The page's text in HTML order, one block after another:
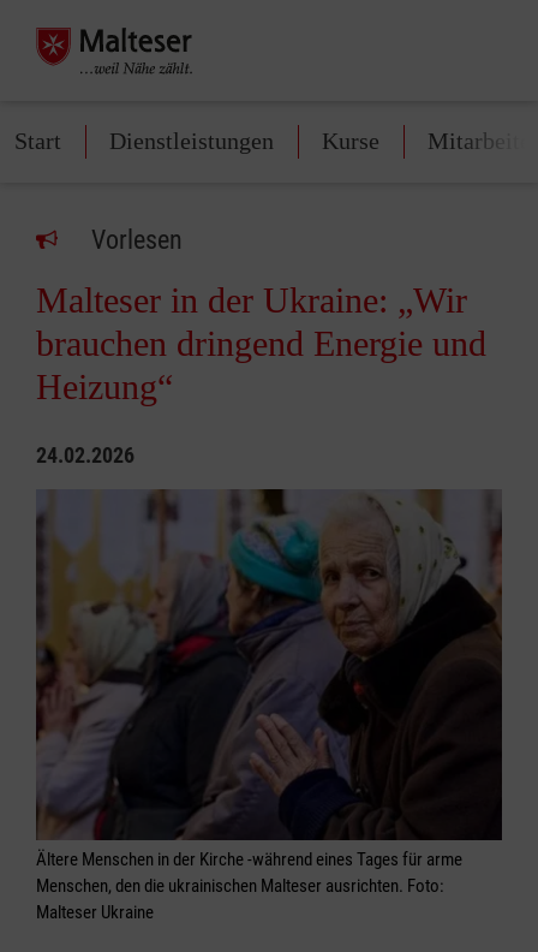
Start Dienstleistungen Kurse
Vorlesen
Malteser in der Ukraine: „Wir
brauchen dringend Energie und
Heizung“
24.02.2026
Ältere Menschen in der Kirche -während eines Tages für arme
Menschen, den die ukrainischen Malteser ausrichten. Foto:
Malteser Ukraine